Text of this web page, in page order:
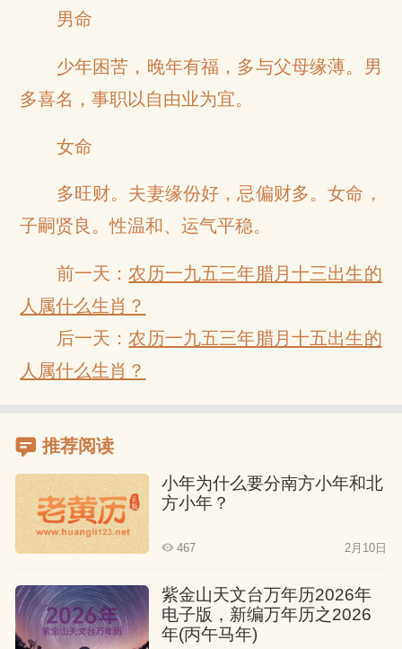
男命
少年困苦，晚年有福，多与父母缘薄。男
多喜名，事职以自由业为宜。
女命
多旺财。夫妻缘份好，忌偏财多。女命，
子嗣贤良。性温和、运气平稳。
前一天：农历一九五三年腊月十三出生的
人属什么生肖？
后一天：农历一九五三年腊月十五出生的
人属什么生肖？
推荐阅读
小年为什么要分南方小年和北
方小年？
467 2月10日
紫金山天文台万年历2026年
电子版，新编万年历之2026
年(丙午马年)